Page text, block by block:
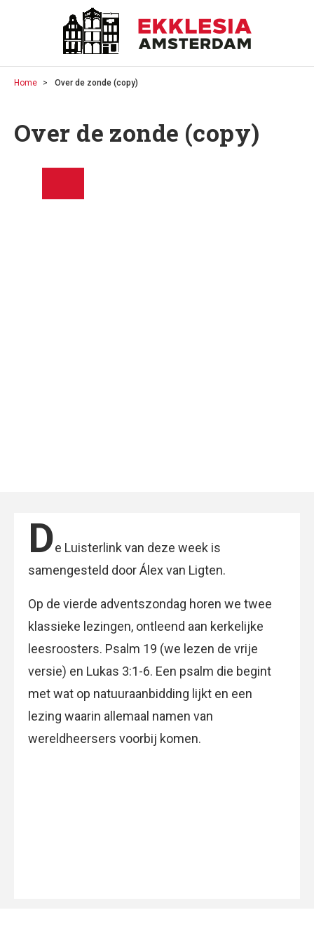
Home Over de zonde (copy)
Over de zonde (copy)
De Luisterlink van deze week is
samengesteld door Álex van Ligten.
Op de vierde adventszondag horen we twee
klassieke lezingen, ontleend aan kerkelijke
leesroosters. Psalm 19 (we lezen de vrije
versie) en Lukas 3:1-6. Een psalm die begint
met wat op natuuraanbidding lijkt en een
lezing waarin allemaal namen van
wereldheersers voorbij komen.